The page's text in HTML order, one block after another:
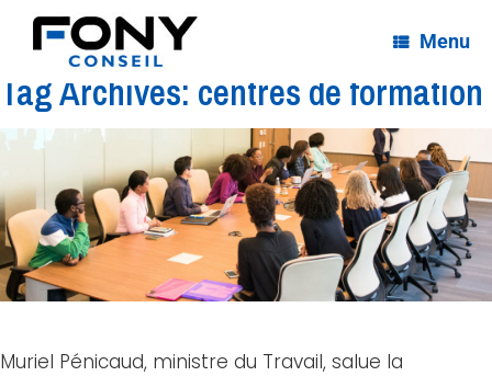
Menu
Tag Archives: centres de formation
Muriel Pénicaud, ministre du Travail, salue la